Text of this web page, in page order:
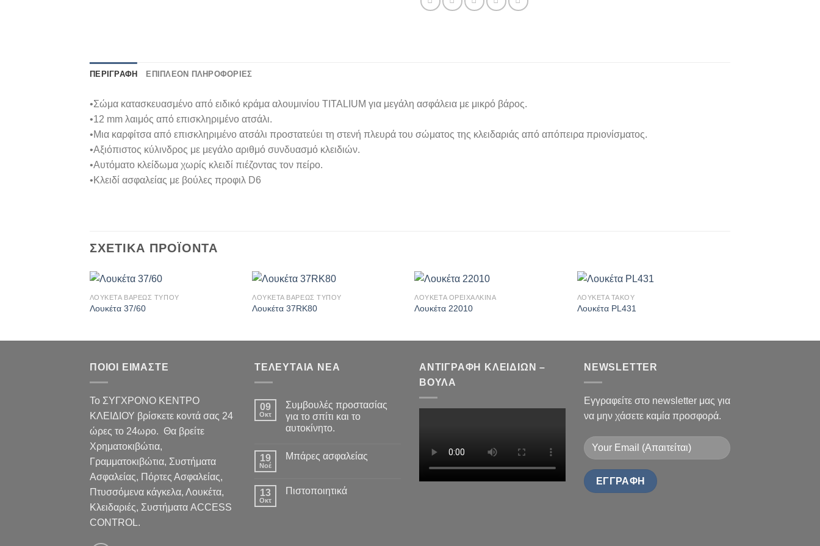
ΠΕΡΙΓΡΑΦΉ ΕΠΙΠΛΈΟΝ ΠΛΗΡΟΦΟΡΊΕΣ
•Σώμα κατασκευασμένο από ειδικό κράμα αλουμινίου TITALIUM για μεγάλη ασφάλεια με μικρό βάρος.
•12 mm λαιμός από επισκληριμένο ατσάλι.
•Μια καρφίτσα από επισκληριμένο ατσάλι προστατεύει τη στενή πλευρά του σώματος της κλειδαριάς από απόπειρα πριονίσματος.
•Aξιόπιστος κύλινδρος με μεγάλο αριθμό συνδυασμό κλειδιών.
•Αυτόματο κλείδωμα χωρίς κλειδί πιέζοντας τον πείρο.
•Κλειδί ασφαλείας με βούλες προφιλ D6
ΣΧΕΤΙΚΆ ΠΡΟΪΌΝΤΑ
ΛΟΥΚΕΤΑ ΒΑΡΕΩΣ ΤΥΠΟΥ
Λουκέτα 37/60
ΛΟΥΚΕΤΑ ΒΑΡΕΩΣ ΤΥΠΟΥ
Λουκέτα 37RK80
ΛΟΥΚΕΤΑ ΟΡΕΙΧΑΛΚΙΝΑ
Λουκέτα 22010
ΛΟΥΚΕΤΑ ΤΑΚΟΥ
Λουκέτα PL431
ΠΟΙΟΙ ΕΙΜΑΣΤΕ
Το ΣΥΓΧΡΟΝΟ ΚΕΝΤΡΟ
ΚΛΕΙΔΙΟΥ βρίσκετε κοντά σας 24
ώρες το 24ωρο. Θα βρείτε
Χρηματοκιβώτια,
Γραμματοκιβώτια, Συστήματα
Ασφαλείας, Πόρτες Ασφαλείας,
Πτυσσόμενα κάγκελα, Λουκέτα,
Κλειδαριές, Συστήματα ACCESS
CONTROL.
ΤΕΛΕΥΤΑΙΑ ΝΕΑ
09
Οκτ
Συμβουλές προστασίας
για το σπίτι και το
αυτοκίνητο.
19
Νοέ
Μπάρες ασφαλείας
13
Οκτ
Πιστοποιητικά
ΑΝΤΙΓΡΑΦΗ ΚΛΕΙΔΙΩΝ –
ΒΟΥΛΑ
NEWSLETTER
Εγγραφείτε στο newsletter μας για
να μην χάσετε καμία προσφορά.